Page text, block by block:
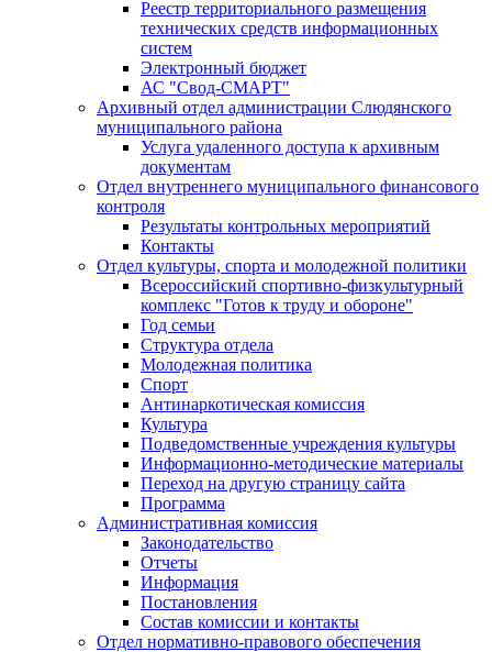
Реестр территориального размещения
технических средств информационных
систем
Электронный бюджет
АС "Свод-СМАРТ"
Архивный отдел администрации Слюдянского
муниципального района
Услуга удаленного доступа к архивным
документам
Отдел внутреннего муниципального финансового
контроля
Результаты контрольных мероприятий
Контакты
Отдел культуры, спорта и молодежной политики
Всероссийский спортивно-физкультурный
комплекс "Готов к труду и обороне"
Год семьи
Структура отдела
Молодежная политика
Спорт
Антинаркотическая комиссия
Культура
Подведомственные учреждения культуры
Информационно-методические материалы
Переход на другую страницу сайта
Программа
Административная комиссия
Законодательство
Отчеты
Информация
Постановления
Состав комиссии и контакты
Отдел нормативно-правового обеспечения